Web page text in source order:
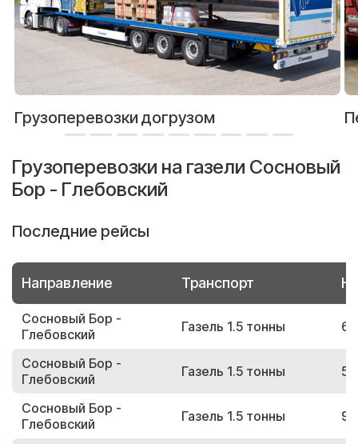
Грузоперевозки догрузом
Грузоперевозки на газели Сосновый
Бор - Глебовский
Последние рейсы
Направление Транспорт
Сосновый Бор -
Глебовский
Газель 1.5 тонны
Сосновый Бор -
Глебовский
Газель 1.5 тонны
Сосновый Бор -
Глебовский
Газель 1.5 тонны